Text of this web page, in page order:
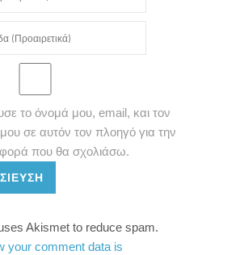
το όνομά μου, email, και τον
σε αυτόν τον πλοηγό για την
που θα σχολιάσω.
Akismet to reduce spam.
your comment data is